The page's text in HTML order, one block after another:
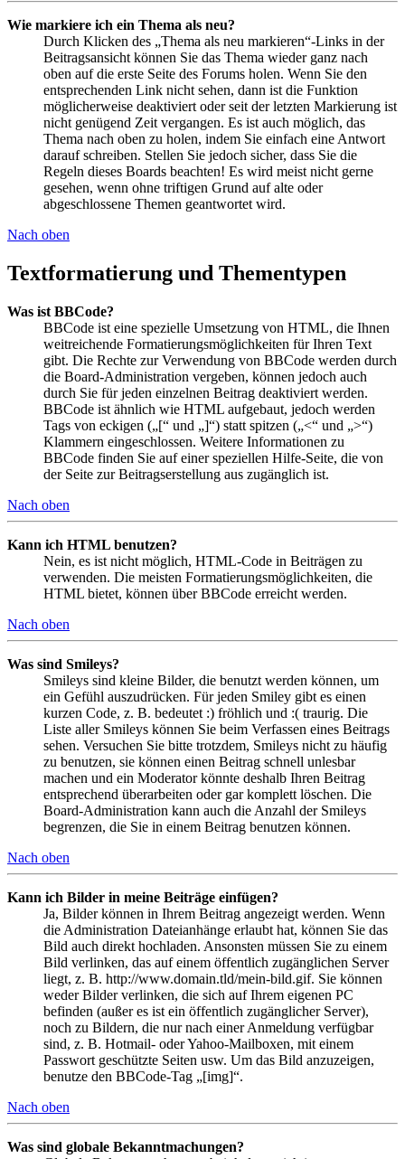
Wie markiere ich ein Thema als neu?
Durch Klicken des „Thema als neu markieren“-Links in der
Beitragsansicht können Sie das Thema wieder ganz nach
oben auf die erste Seite des Forums holen. Wenn Sie den
entsprechenden Link nicht sehen, dann ist die Funktion
möglicherweise deaktiviert oder seit der letzten Markierung ist
nicht genügend Zeit vergangen. Es ist auch möglich, das
Thema nach oben zu holen, indem Sie einfach eine Antwort
darauf schreiben. Stellen Sie jedoch sicher, dass Sie die
Regeln dieses Boards beachten! Es wird meist nicht gerne
gesehen, wenn ohne triftigen Grund auf alte oder
abgeschlossene Themen geantwortet wird.
Nach oben
Textformatierung und Thementypen
Was ist BBCode?
BBCode ist eine spezielle Umsetzung von HTML, die Ihnen
weitreichende Formatierungsmöglichkeiten für Ihren Text
gibt. Die Rechte zur Verwendung von BBCode werden durch
die Board-Administration vergeben, können jedoch auch
durch Sie für jeden einzelnen Beitrag deaktiviert werden.
BBCode ist ähnlich wie HTML aufgebaut, jedoch werden
Tags von eckigen („[“ und „]“) statt spitzen („<“ und „>“)
Klammern eingeschlossen. Weitere Informationen zu
BBCode finden Sie auf einer speziellen Hilfe-Seite, die von
der Seite zur Beitragserstellung aus zugänglich ist.
Nach oben
Kann ich HTML benutzen?
Nein, es ist nicht möglich, HTML-Code in Beiträgen zu
verwenden. Die meisten Formatierungsmöglichkeiten, die
HTML bietet, können über BBCode erreicht werden.
Nach oben
Was sind Smileys?
Smileys sind kleine Bilder, die benutzt werden können, um
ein Gefühl auszudrücken. Für jeden Smiley gibt es einen
kurzen Code, z. B. bedeutet :) fröhlich und :( traurig. Die
Liste aller Smileys können Sie beim Verfassen eines Beitrags
sehen. Versuchen Sie bitte trotzdem, Smileys nicht zu häufig
zu benutzen, sie können einen Beitrag schnell unlesbar
machen und ein Moderator könnte deshalb Ihren Beitrag
entsprechend überarbeiten oder gar komplett löschen. Die
Board-Administration kann auch die Anzahl der Smileys
begrenzen, die Sie in einem Beitrag benutzen können.
Nach oben
Kann ich Bilder in meine Beiträge einfügen?
Ja, Bilder können in Ihrem Beitrag angezeigt werden. Wenn
die Administration Dateianhänge erlaubt hat, können Sie das
Bild auch direkt hochladen. Ansonsten müssen Sie zu einem
Bild verlinken, das auf einem öffentlich zugänglichen Server
liegt, z. B. http://www.domain.tld/mein-bild.gif. Sie können
weder Bilder verlinken, die sich auf Ihrem eigenen PC
befinden (außer es ist ein öffentlich zugänglicher Server),
noch zu Bildern, die nur nach einer Anmeldung verfügbar
sind, z. B. Hotmail- oder Yahoo-Mailboxen, mit einem
Passwort geschützte Seiten usw. Um das Bild anzuzeigen,
benutze den BBCode-Tag „[img]“.
Nach oben
Was sind globale Bekanntmachungen?